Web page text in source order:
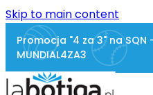
Skip to main content
Promocja "4 za 3" na SQN
MUNDIAL4ZA3